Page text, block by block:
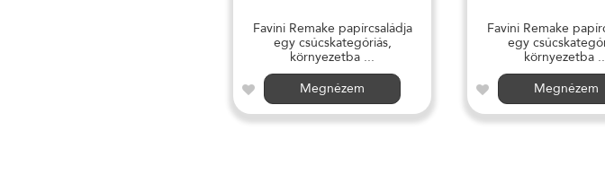
Favini Remake papírcsaládja
egy csúcskategóriás,
környezetba ...
Megnézem
Favini Remake
egy
környezetba
Megnézem